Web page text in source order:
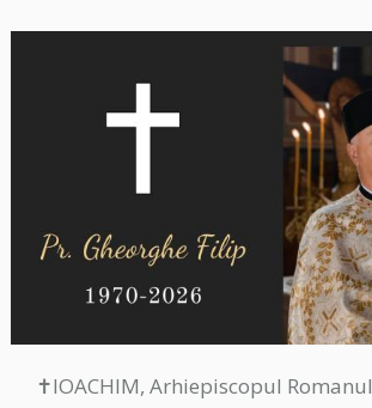
✝IOACHIM, Arhiepiscopul